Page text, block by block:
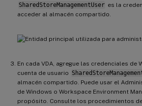
SharedStoreManagementUser es la
acceder al almacén compartido.
En cada VDA, agregue las credenciales de
cuenta de usuario
almacén compartido. Puede usar el
de Windows o Workspace Environment
propósito. Consulte los procedimientos